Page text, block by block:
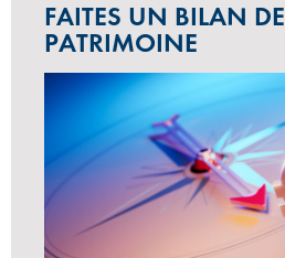
FAITES UN BILAN
PATRIMOINE